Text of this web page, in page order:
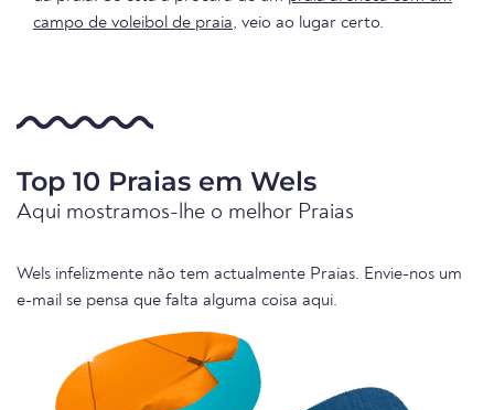
campo de voleibol de praia, veio ao lugar certo.
Top 10 Praias em Wels
Aqui mostramos-lhe o melhor Praias
Wels infelizmente não tem actualmente Praias. Envie-nos um
e-mail se pensa que falta alguma coisa aqui.